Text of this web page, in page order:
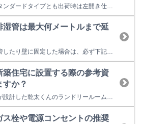
湿管は最大何メートルまで延
排湿管を天井裏に隠蔽配管したり壁に固定した場合は、必ず下記の指定部材を使用し、次式に従い種類、個数、長さを選定してください。 （Ｄの値に収まる様にしてください。） また、この設置については、資格が必要です。
築住宅に設置する際の参考資
すか？
下記のリンクから建築士が設計した乾太くんのランドリールーム設置図面をご覧になれます。 【乾太くんご検討の方へ】
ス栓や電源コンセントの推奨